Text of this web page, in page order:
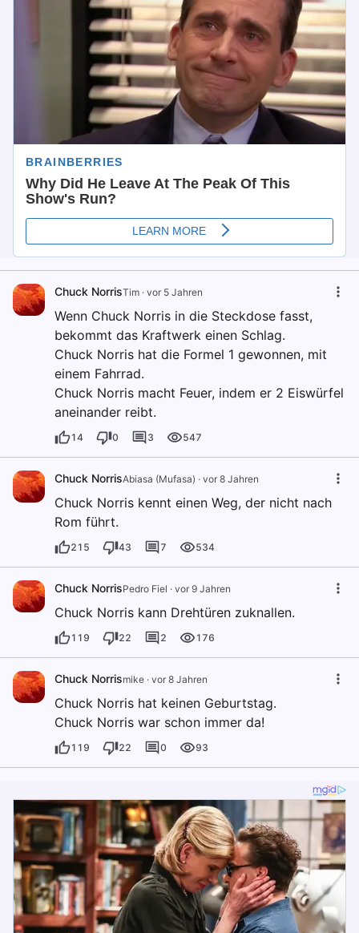
Chuck NorrisTim · vor 5 Jahren
Wenn Chuck Norris in die Steckdose fasst,
bekommt das Kraftwerk einen Schlag.
Chuck Norris hat die Formel 1 gewonnen, mit
einem Fahrrad.
Chuck Norris macht Feuer, indem er 2 Eiswürfel
aneinander reibt.
14 0 3 547
Chuck NorrisAbiasa (Mufasa) · vor 8 Jahren
Chuck Norris kennt einen Weg, der nicht nach
Rom führt.
215 43 7 534
Chuck NorrisPedro Fiel · vor 9 Jahren
Chuck Norris kann Drehtüren zuknallen.
119 22 2 176
Chuck Norrismike · vor 8 Jahren
Chuck Norris hat keinen Geburtstag.
Chuck Norris war schon immer da!
119 22 0 93